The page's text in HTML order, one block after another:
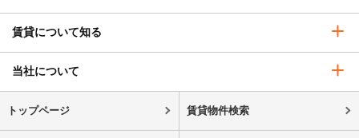
賃貸について知る
当社について
トップページ 賃貸物件検索